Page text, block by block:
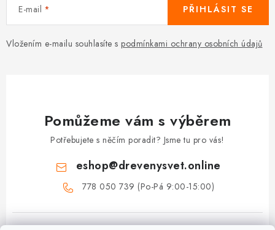
E-mail
Vložením e-mailu souhlasíte s podmínkami ochrany osobních údajů
PŘIHLÁSIT SE
Pomůžeme vám s výběrem
Potřebujete s něčím poradit? Jsme tu pro vás!
eshop@drevenysvet.online
778 050 739 (Po-Pá 9:00-15:00)